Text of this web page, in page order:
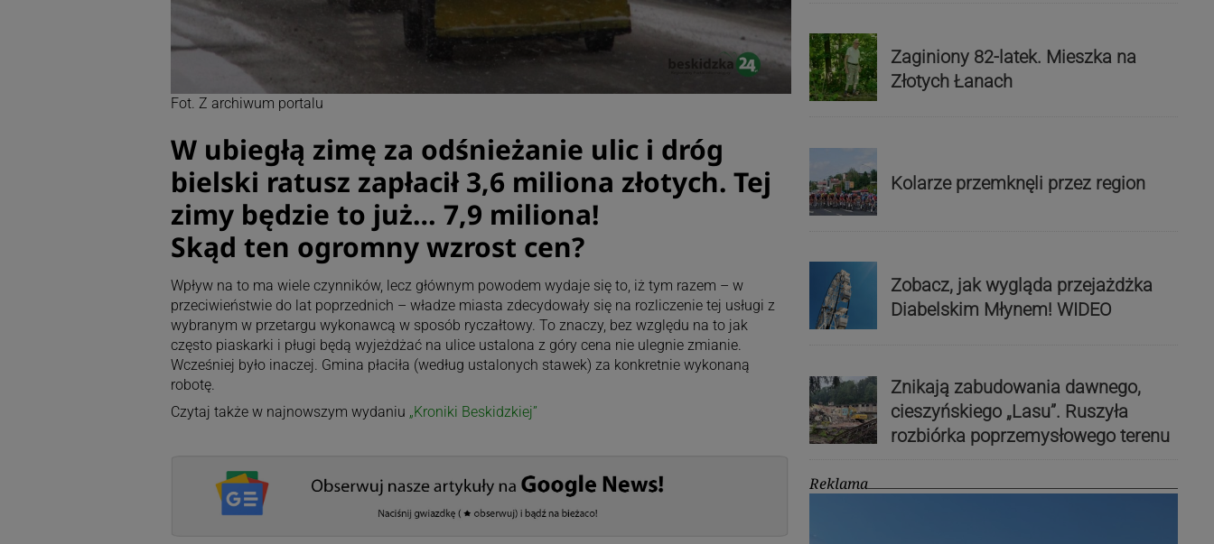
Fot. Z archiwum portalu
W ubiegłą zimę za odśnieżanie ulic i dróg
bielski ratusz zapłacił 3,6 miliona złotych. Tej
zimy będzie to już… 7,9 miliona!
Skąd ten ogromny wzrost cen?
Wpływ na to ma wiele czynników, lecz głównym powodem wydaje się to, iż tym razem – w
przeciwieństwie do lat poprzednich – władze miasta zdecydowały się na rozliczenie tej usługi z
wybranym w przetargu wykonawcą w sposób ryczałtowy. To znaczy, bez względu na to jak
często piaskarki i pługi będą wyjeżdżać na ulice ustalona z góry cena nie ulegnie zmianie.
Wcześniej było inaczej. Gmina płaciła (według ustalonych stawek) za konkretnie wykonaną
robotę.
Czytaj także w najnowszym wydaniu „Kroniki Beskidzkiej”
Zaginiony 82-latek. Mieszka na
Złotych Łanach
Kolarze przemknęli przez region
Zobacz, jak wygląda przejażdżka
Diabelskim Młynem! WIDEO
Znikają zabudowania dawnego,
cieszyńskiego „Lasu”. Ruszyła
rozbiórka poprzemysłowego terenu
Reklama